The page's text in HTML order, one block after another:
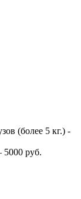
(более 5 кг.) -
5000 руб.